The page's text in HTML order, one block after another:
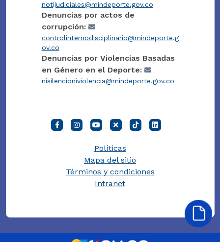
notijudiciales@mindeporte.gov.co
Denuncias por actos de
corrupción:
controlinternodisciplinario@mindeporte.g
ov.co
Denuncias por Violencias Basadas
en Género en el Deporte:
nisilencioniviolencia@mindeporte.gov.co
Políticas
Mapa del sitio
Términos y condiciones
Intranet